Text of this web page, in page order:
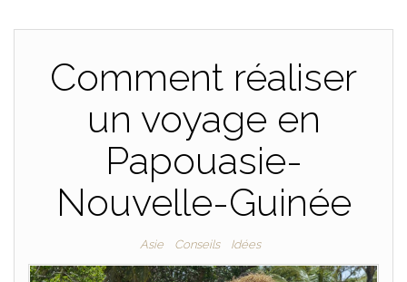
Comment réaliser
un voyage en
Papouasie-
Nouvelle-Guinée
Asie Conseils Idées